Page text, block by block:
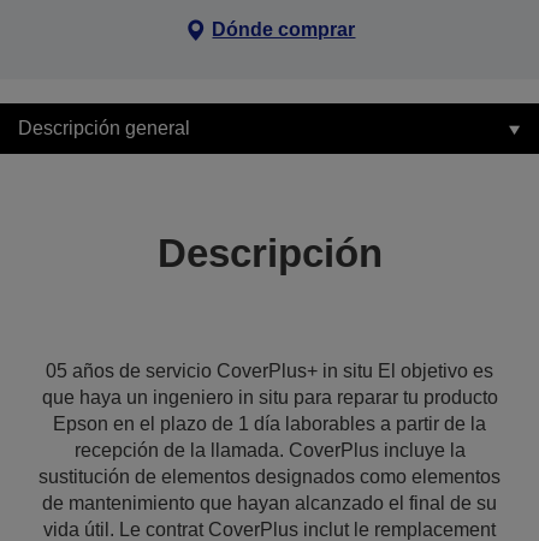
Dónde comprar
Descripción general
Descripción
05 años de servicio CoverPlus+ in situ El objetivo es
que haya un ingeniero in situ para reparar tu producto
Epson en el plazo de 1 día laborables a partir de la
recepción de la llamada. CoverPlus incluye la
sustitución de elementos designados como elementos
de mantenimiento que hayan alcanzado el final de su
vida útil. Le contrat CoverPlus inclut le remplacement